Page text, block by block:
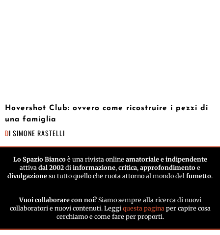
Hovershot Club: ovvero come ricostruire i pezzi di
una famiglia
DI SIMONE RASTELLI
Lo Spazio Biancoè una rivista online amatoriale e indipendente
attiva dal 2002 di informazione, critica, approfondimento e
divulgazione su tutto quello che ruota attorno al mondo del fumetto.
Vuoi collaborare con noi? Siamo sempre alla ricerca di nuovi
collaboratori e nuovi contenuti. Leggi questa paginaper capire cosa
cerchiamo e come fare per proporti.